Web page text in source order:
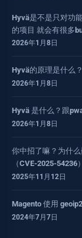
Hyvä是不是只对功
的项目 就会有很多
2026年1月8日
Hyvä的原理是什么
2026年1月8日
Hyvä 是什么？跟
2026年1月8日
你中招了嘛？为什
（CVE-2025-54236）
2025年11月12日
Magento 使用
2024年7月7日